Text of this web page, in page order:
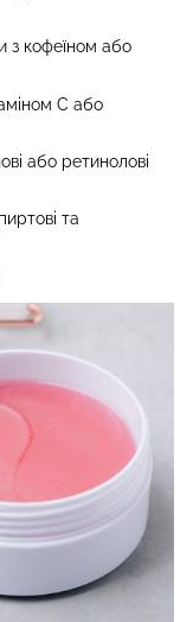
з кофеїном або
C або
або ретинолові
та